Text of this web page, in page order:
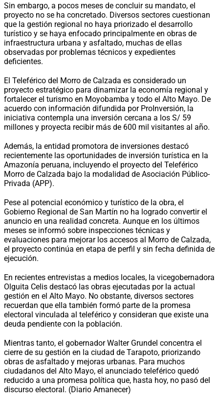
Sin embargo, a pocos meses de concluir su mandato, el
proyecto no se ha concretado. Diversos sectores cuestionan
que la gestión regional no haya priorizado el desarrollo
turístico y se haya enfocado principalmente en obras de
infraestructura urbana y asfaltado, muchas de ellas
observadas por problemas técnicos y expedientes
deficientes.
El Teleférico del Morro de Calzada es considerado un
proyecto estratégico para dinamizar la economía regional y
fortalecer el turismo en Moyobamba y todo el Alto Mayo. De
acuerdo con información difundida por ProInversión, la
iniciativa contempla una inversión cercana a los S/ 59
millones y proyecta recibir más de 600 mil visitantes al año.
Además, la entidad promotora de inversiones destacó
recientemente las oportunidades de inversión turística en la
Amazonía peruana, incluyendo el proyecto del Teleférico
Morro de Calzada bajo la modalidad de Asociación Público-
Privada (APP).
Pese al potencial económico y turístico de la obra, el
Gobierno Regional de San Martín no ha logrado convertir el
anuncio en una realidad concreta. Aunque en los últimos
meses se informó sobre inspecciones técnicas y
evaluaciones para mejorar los accesos al Morro de Calzada,
el proyecto continúa en etapa de perfil y sin fecha definida de
ejecución.
En recientes entrevistas a medios locales, la vicegobernadora
Olguita Celis destacó las obras ejecutadas por la actual
gestión en el Alto Mayo. No obstante, diversos sectores
recuerdan que ella también formó parte de la promesa
electoral vinculada al teleférico y consideran que existe una
deuda pendiente con la población.
Mientras tanto, el gobernador Walter Grundel concentra el
cierre de su gestión en la ciudad de Tarapoto, priorizando
obras de asfaltado y mejoras urbanas. Para muchos
ciudadanos del Alto Mayo, el anunciado teleférico quedó
reducido a una promesa política que, hasta hoy, no pasó del
discurso electoral. (Diario Amanecer)